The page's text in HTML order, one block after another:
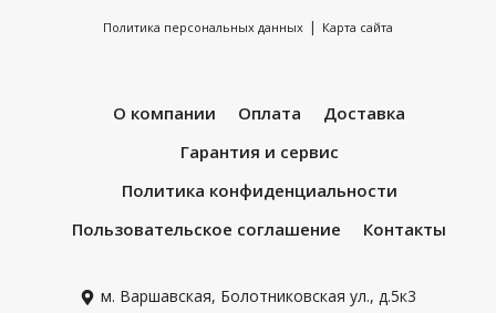
Политика персональных данных | Карта сайта
О компании Оплата
Доставка
Гарантия и сервис
Политика конфиденциальности
Пользовательское соглашение
Контакты
м. Варшавская, Болотниковская ул., д.5к3